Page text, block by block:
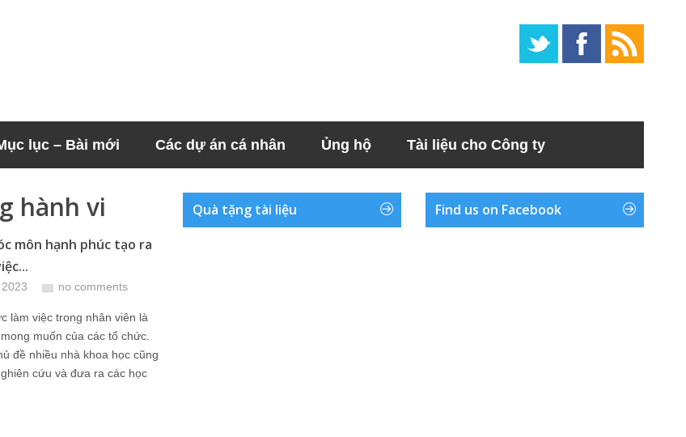
lục – Bài mới Các dự án cá nhân Ủng hộ Tài liệu cho Công ty
hành vi
môn hạnh phúc tạo ra
no comments
làm việc trong nhân viên là
muốn của các tổ chức.
đề nhiều nhà khoa học cũng
cứu và đưa ra các học
Quà tặng tài liệu Find us on Facebook